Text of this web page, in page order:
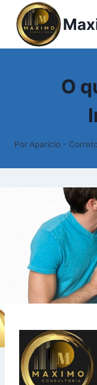
Pular
para
O
Por Aparicio -